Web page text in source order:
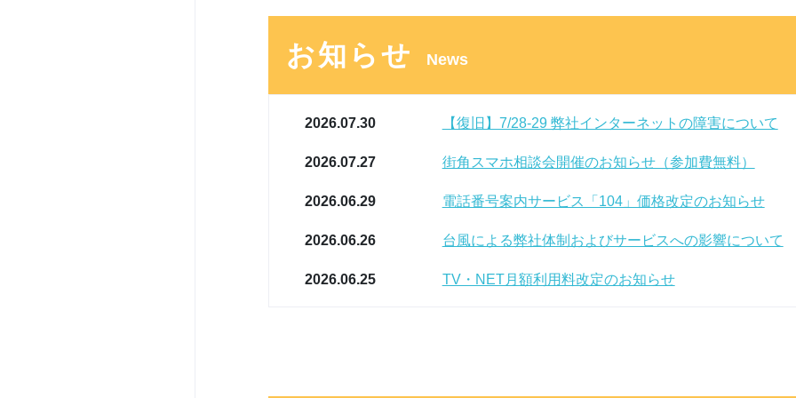
お知らせ News
2026.07.30 【復旧】7/28-29 弊社インターネットの障害について
2026.07.27 街角スマホ相談会開催のお知らせ（参加費無料）
2026.06.29 電話番号案内サービス「104」価格改定のお知らせ
2026.06.26 台風による弊社体制およびサービスへの影響について
2026.06.25 TV・NET月額利用料改定のお知らせ